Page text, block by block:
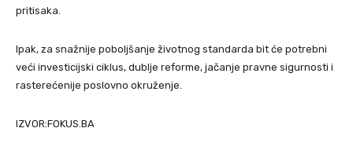
pritisaka.
Ipak, za snažnije poboljšanje životnog standarda bit će potrebni
veći investicijski ciklus, dublje reforme, jačanje pravne sigurnosti i
rasterećenije poslovno okruženje.
IZVOR:FOKUS.BA